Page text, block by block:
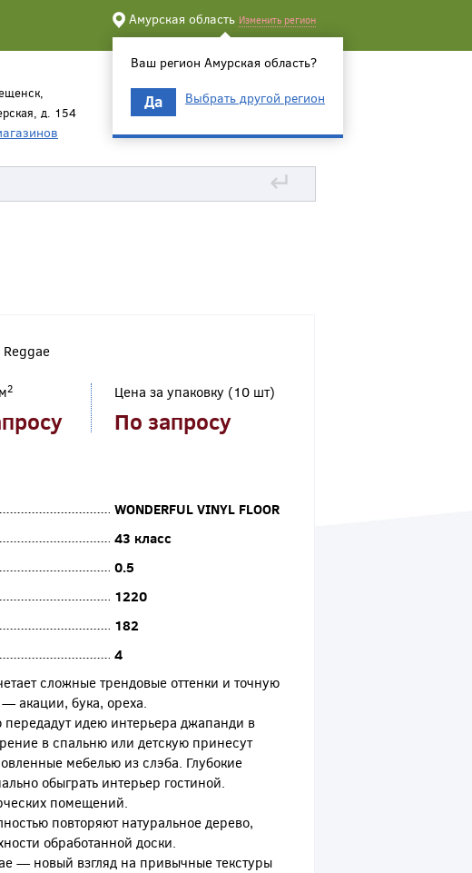
Амурская область Изменить регион
Ваш регион Амурская область?
Да Выбрать другой регион
д. 154
↵
Reggae
2 Цена за упаковку (10 шт)
По запросу
WONDERFUL VINYL FLOOR
43 класс
0.5
1220
182
4
сложные трендовые оттенки и точную
акации, бука, ореха.
идею интерьера джапанди в
в спальню или детскую принесут
мебелью из слэба. Глубокие
обыграть интерьер гостиной.
помещений.
повторяют натуральное дерево,
обработанной доски.
— новый взгляд на привычные текстуры